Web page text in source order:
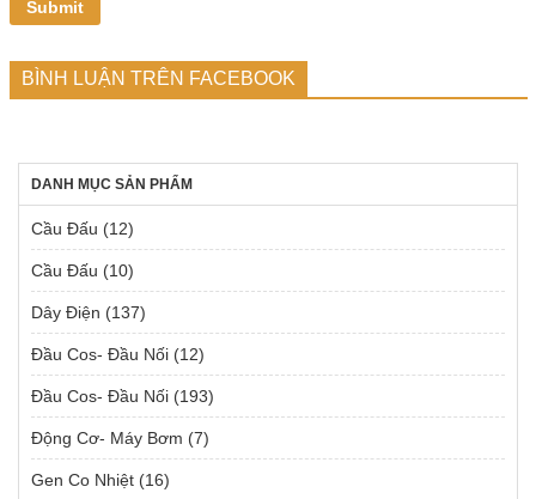
BÌNH LUẬN TRÊN FACEBOOK
DANH MỤC SẢN PHẨM
Cầu Đấu (12)
Cầu Đấu (10)
Dây Điện (137)
Đầu Cos- Đầu Nối (12)
Đầu Cos- Đầu Nối (193)
Động Cơ- Máy Bơm (7)
Gen Co Nhiệt (16)